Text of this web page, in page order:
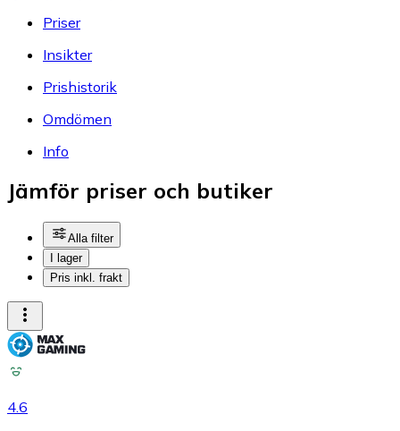
Priser
Insikter
Prishistorik
Omdömen
Info
Jämför priser och butiker
Alla filter
I lager
Pris inkl. frakt
4.6